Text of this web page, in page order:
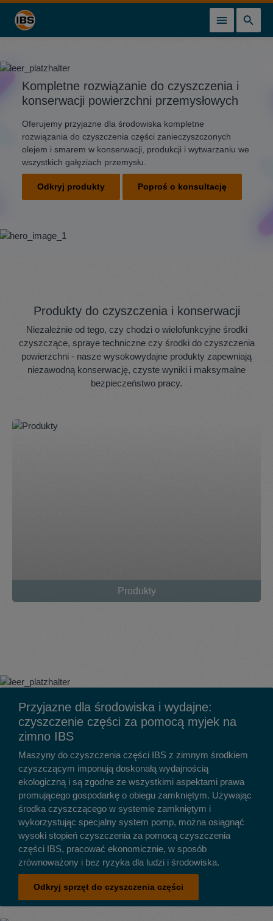
zawartości
Kompletne rozwiązanie do czyszczenia i
konserwacji powierzchni przemysłowych
Oferujemy przyjazne dla środowiska kompletne
rozwiązania do czyszczenia części zanieczyszczonych
olejem i smarem w konserwacji, produkcji i wytwarzaniu we
wszystkich gałęziach przemysłu.
Odkryj produkty Poproś o konsultację
Produkty do czyszczenia i konserwacji
Niezależnie od tego, czy chodzi o wielofunkcyjne środki
czyszczące, spraye techniczne czy środki do czyszczenia
powierzchni - nasze wysokowydajne produkty zapewniają
niezawodną konserwację, czyste wyniki i maksymalne
bezpieczeństwo pracy.
Skip category gallery
Produkty
Przyjazne dla środowiska i wydajne:
czyszczenie części za pomocą myjek na
zimno IBS
Maszyny do czyszczenia części IBS z zimnym środkiem
czyszczącym imponują doskonałą wydajnością
ekologiczną i są zgodne ze wszystkimi aspektami prawa
promującego gospodarkę o obiegu zamkniętym. Używając
środka czyszczącego w systemie zamkniętym i
wykorzystując specjalny system pomp, można osiągnąć
wysoki stopień czyszczenia za pomocą czyszczenia
części IBS, pracować ekonomicznie, w sposób
zrównoważony i bez ryzyka dla ludzi i środowiska.
Odkryj sprzęt do czyszczenia części